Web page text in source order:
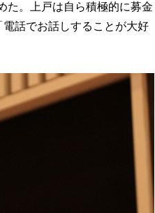
た。上戸は自ら積極的に募金
話でお話しすることが大好